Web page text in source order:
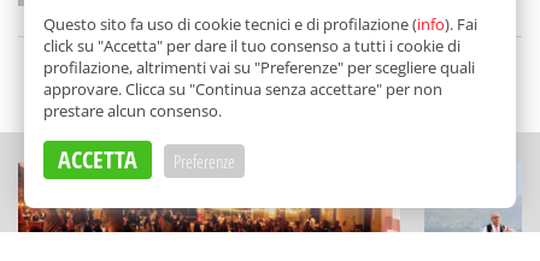
diFederica Dolce
SCELTO DA BALARM
Questo sito fa uso di cookie tecnici e di profilazione (info). Fai
click su "Accetta" per dare il tuo consenso a tutti i cookie di
profilazione, altrimenti vai su "Preferenze" per scegliere quali
approvare. Clicca su "Continua senza accettare" per non
prestare alcun consenso.
ACCETTA Preferenze